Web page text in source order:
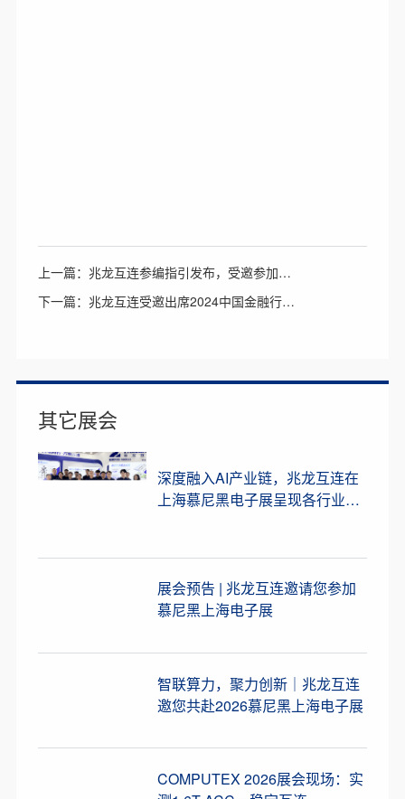
上一篇：兆龙互连参编指引发布，受邀参加双态 IT 大会
下一篇：兆龙互连受邀出席2024中国金融行业数据中心发展论坛
其它展会
深度融入AI产业链，兆龙互连在
上海慕尼黑电子展呈现各行业光
展会预告 | 兆龙互连邀请您参加
慕尼黑上海电子展
智联算力，聚力创新｜兆龙互连
邀您共赴2026慕尼黑上海电子展
COMPUTEX 2026展会现场：实